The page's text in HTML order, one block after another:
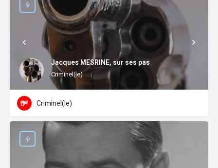
Jacques MESRINE, sur ses pas
Criminel(le)
Criminel(le)